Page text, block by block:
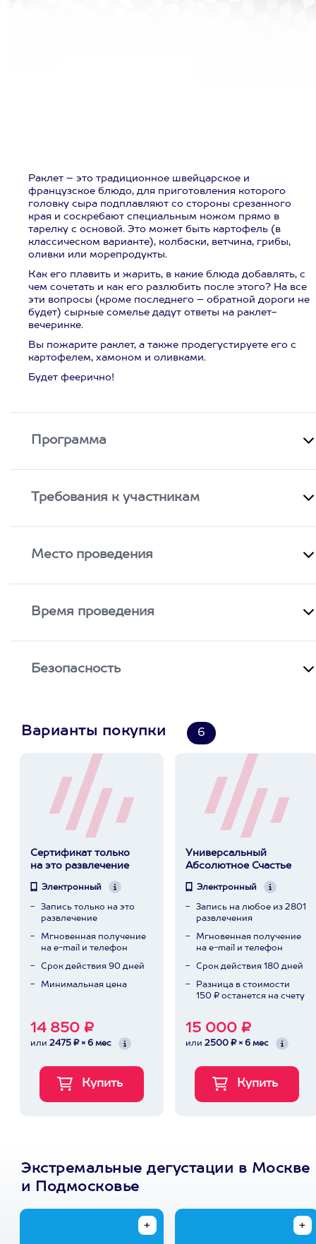
Раклет – это традиционное швейцарское и
французское блюдо, для приготовления которого
головку сыра подплавляют со стороны срезанного
края и соскребают специальным ножом прямо в
тарелку с основой. Это может быть картофель (в
классическом варианте), колбаски, ветчина, грибы,
оливки или морепродукты.
Как его плавить и жарить, в какие блюда добавлять, с
чем сочетать и как его разлюбить после этого? На все
эти вопросы (кроме последнего – обратной дороги не
будет) сырные сомелье дадут ответы на раклет-
вечеринке.
Вы пожарите раклет, а также продегустируете его с
картофелем, хамоном и оливками.
Будет феерично!
Программа
Требования к участникам
Место проведения
Время проведения
Безопасность
Варианты покупки 6
Сертификат только
на это развлечение
Электронный
Запись только на это
развлечение
Мгновенная получение
на e-mail и телефон
Срок действия 90 дней
Минимальная цена
14 850 ₽
или 2475 ₽ × 6 мес
Универсальный
Абсолютное Счастье
Электронный
Запись на любое из 2801
развлечения
Мгновенная получение
на e-mail и телефон
Срок действия 180 дней
Разница в стоимости
150 ₽ останется на счету
15 000 ₽
или 2500 ₽ × 6 мес
Экстремальные дегустации в Москве
и Подмосковье